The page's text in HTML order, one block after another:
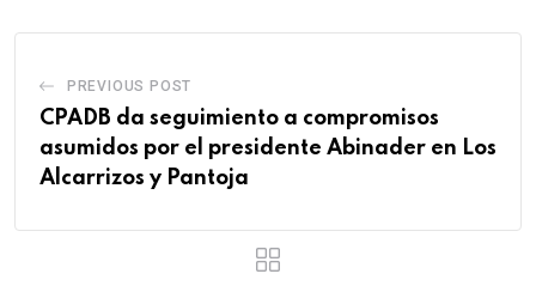
PREVIOUS POST
CPADB da seguimiento a compromisos
asumidos por el presidente Abinader en Los
Alcarrizos y Pantoja